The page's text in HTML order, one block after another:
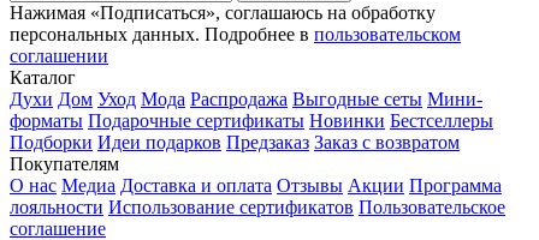
Нажимая «Подписаться», соглашаюсь на обработку
персональных данных. Подробнее в пользовательском
соглашении
Каталог
Духи Дом Уход Мода Распродажа Выгодные сеты Мини-
форматы Подарочные сертификаты Новинки Бестселлеры
Подборки Идеи подарков Предзаказ Заказ с возвратом
Покупателям
О нас Медиа Доставка и оплата Отзывы Акции Программа
лояльности Использование сертификатов Пользовательское
соглашение